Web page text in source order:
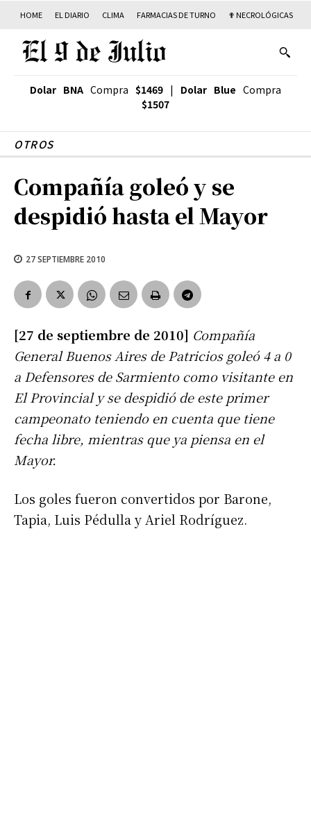
HOME EL DIARIO CLIMA FARMACIAS DE TURNO ✟ NECROLÓGICAS
Dolar BNA Compra $1469 | Dolar Blue Compra
$1507
OTROS
Compañía goleó y se
despidió hasta el Mayor
27 SEPTIEMBRE 2010
[27 de septiembre de 2010] Compañía
General Buenos Aires de Patricios goleó 4 a 0
a Defensores de Sarmiento como visitante en
El Provincial y se despidió de este primer
campeonato teniendo en cuenta que tiene
fecha libre, mientras que ya piensa en el
Mayor.
Los goles fueron convertidos por Barone,
Tapia, Luis Pédulla y Ariel Rodríguez.